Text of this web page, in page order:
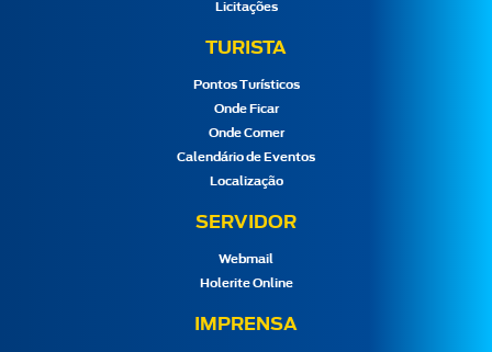
Licitações
TURISTA
Pontos Turísticos
Onde Ficar
Onde Comer
Calendário de Eventos
Localização
SERVIDOR
Webmail
Holerite Online
IMPRENSA